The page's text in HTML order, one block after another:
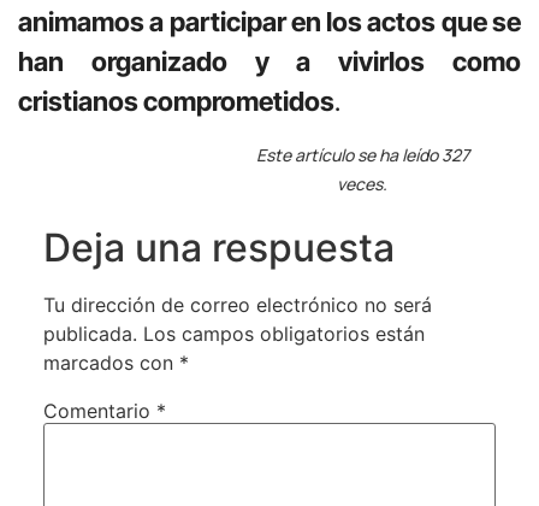
animamos a participar en los actos que se
han organizado y a vivirlos como
cristianos comprometidos.
Este artículo se ha leído 327
veces.
Deja una respuesta
Tu dirección de correo electrónico no será
publicada. Los campos obligatorios están
marcados con *
Comentario *